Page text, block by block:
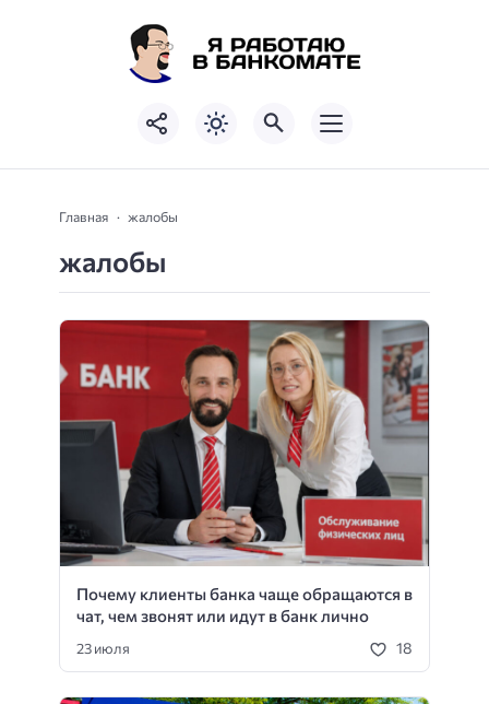
Главная жалобы
жалобы
Почему клиенты банка чаще обращаются в
чат, чем звонят или идут в банк лично
23 июля 18